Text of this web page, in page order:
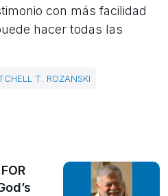
con más facilidad
hacer todas las
T. ROZANSKI